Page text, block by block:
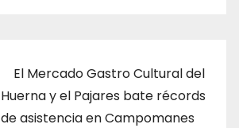
El Mercado Gastro Cultural del
Huerna y el Pajares bate récords
de asistencia en Campomanes